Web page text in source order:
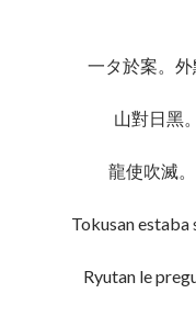
一タ於案。外
山對日黑
龍使吹滅
Tokusan estaba
Ryutan le